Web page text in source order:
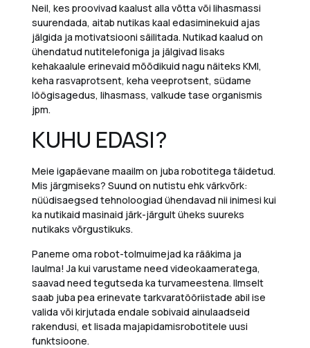
Neil, kes proovivad kaalust alla võtta või lihasmassi
suurendada, aitab nutikas kaal edasiminekuid ajas
jälgida ja motivatsiooni säilitada. Nutikad kaalud on
ühendatud nutitelefoniga ja jälgivad lisaks
kehakaalule erinevaid mõõdikuid nagu näiteks KMI,
keha rasvaprotsent, keha veeprotsent, südame
löögisagedus, lihasmass, valkude tase organismis
jpm.
KUHU EDASI?
Meie igapäevane maailm on juba robotitega täidetud.
Mis järgmiseks? Suund on nutistu ehk värkvõrk:
nüüdisaegsed tehnoloogiad ühendavad nii inimesi kui
ka nutikaid masinaid järk-järgult üheks suureks
nutikaks võrgustikuks.
Paneme oma robot-tolmuimejad ka rääkima ja
laulma! Ja kui varustame need videokaameratega,
saavad need tegutseda ka turvameestena. Ilmselt
saab juba pea erinevate tarkvaratööriistade abil ise
valida või kirjutada endale sobivaid ainulaadseid
rakendusi, et lisada majapidamisrobotitele uusi
funktsioone.